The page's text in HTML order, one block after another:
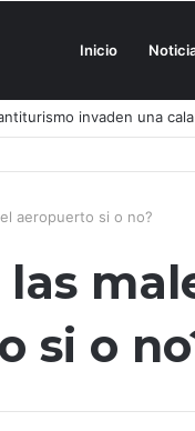
Inicio
invaden una
aeropuerto si o no?
si o